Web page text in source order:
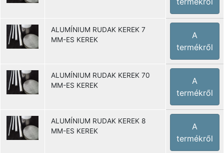
ALUMÍNIUM RUDAK KEREK 7
MM-ES KEREK
A
termékről
ALUMÍNIUM RUDAK KEREK 70
MM-ES KEREK
A
termékről
ALUMÍNIUM RUDAK KEREK 8
MM-ES KEREK
A
termékről